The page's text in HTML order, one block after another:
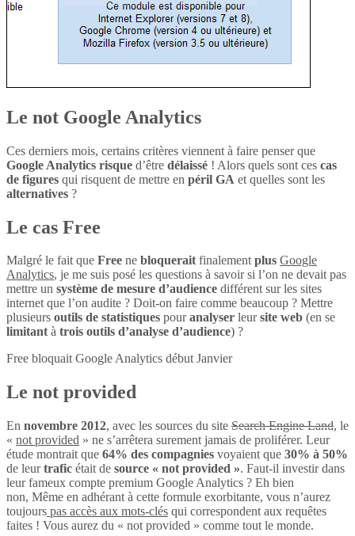
Le not Google Analytics
Ces derniers mois, certains critères viennent à faire penser que
Google Analytics risque d’être délaissé ! Alors quels sont ces cas
de figures qui risquent de mettre en péril GA et quelles sont les
alternatives ?
Le cas Free
Malgré le fait que Free ne bloqueraitfinalementplus Google
Analytics, je me suis posé les questions à savoir si l’on ne devait pas
mettre un système de mesure d’audience différent sur les sites
internet que l’on audite ? Doit-on faire comme beaucoup ? Mettre
plusieurs outils de statistiques pouranalyser leursite web (en se
limitantà trois outils d’analyse d’audience) ?
Free bloquait Google Analytics début Janvier
Le not provided
En novembre 2012, avec les sources du site Search Engine Land, le
« not provided » ne s’arrêtera surement jamais de proliférer. Leur
étude montrait que 64% des compagnies voyaient que 30% à 50%
de leurtrafic était de source « not provided ». Faut-il investir dans
leur fameux compte premium Google Analytics ? Eh bien
non, Même en adhérant à cette formule exorbitante, vous n’aurez
toujours pas accès aux mots-clés qui correspondent aux requêtes
faites ! Vous aurez du « not provided » comme tout le monde.